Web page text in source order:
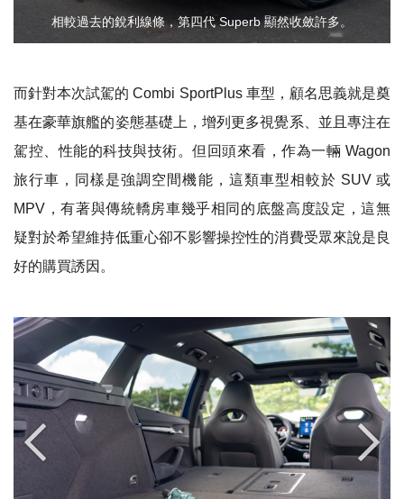
相較過去的銳利線條，第四代 Superb 顯然收斂許多。
而針對本次試駕的 Combi SportPlus 車型，顧名思義就是奠
基在豪華旗艦的姿態基礎上，增列更多視覺系、並且專注在
駕控、性能的科技與技術。但回頭來看，作為一輛 Wagon
旅行車，同樣是強調空間機能，這類車型相較於 SUV 或
MPV，有著與傳統轎房車幾乎相同的底盤高度設定，這無
疑對於希望維持低重心卻不影響操控性的消費受眾來說是良
好的購買誘因。